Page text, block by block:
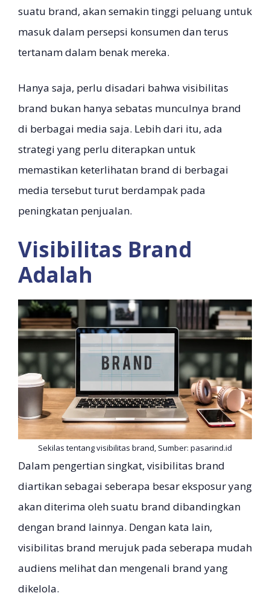
suatu brand, akan semakin tinggi peluang untuk
masuk dalam persepsi konsumen dan terus
tertanam dalam benak mereka.
Hanya saja, perlu disadari bahwa visibilitas
brand bukan hanya sebatas munculnya brand
di berbagai media saja. Lebih dari itu, ada
strategi yang perlu diterapkan untuk
memastikan keterlihatan brand di berbagai
media tersebut turut berdampak pada
peningkatan penjualan.
Visibilitas Brand
Adalah
Sekilas tentang visibilitas brand, Sumber: pasarind.id
Dalam pengertian singkat, visibilitas brand
diartikan sebagai seberapa besar eksposur yang
akan diterima oleh suatu brand dibandingkan
dengan brand lainnya. Dengan kata lain,
visibilitas brand merujuk pada seberapa mudah
audiens melihat dan mengenali brand yang
dikelola.